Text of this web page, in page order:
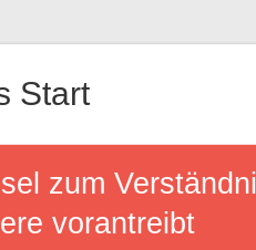
Start
zum
vorantreibt